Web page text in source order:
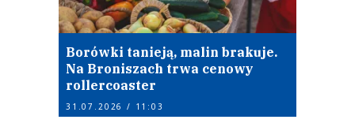
Borówki tanieją, malin brakuje.
Na Broniszach trwa cenowy
rollercoaster
31.07.2026 / 11:03